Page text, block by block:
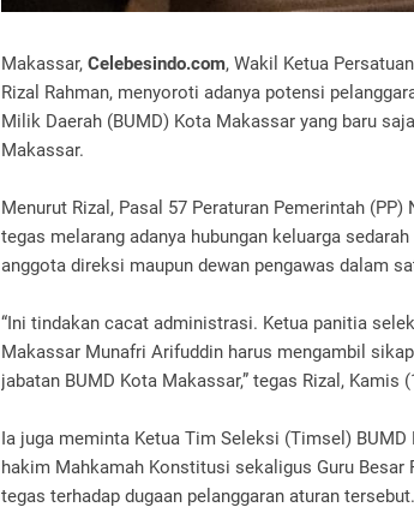
Makassar, Celebesindo.com, Wakil Ketua
Rizal Rahman, menyoroti adanya potensi
Milik Daerah (BUMD) Kota Makassar yang baru
Makassar.
Menurut Rizal, Pasal 57 Peraturan Pemerintah
tegas melarang adanya hubungan keluarga
anggota direksi maupun dewan pengawas dalam
“Ini tindakan cacat administrasi. Ketua panitia
Makassar Munafri Arifuddin harus mengambil
jabatan BUMD Kota Makassar,” tegas Rizal, Kamis
Ia juga meminta Ketua Tim Seleksi (Timsel)
hakim Mahkamah Konstitusi sekaligus Guru
tegas terhadap dugaan pelanggaran aturan tersebut.